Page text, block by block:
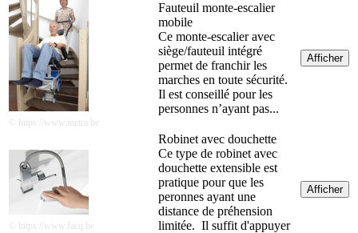
© https://www.metra.be
Fauteuil monte-escalier
mobile
Ce monte-escalier avec
siège/fauteuil intégré
permet de franchir les
marches en toute sécurité.
Il est conseillé pour les
personnes n’ayant pas...
Afficher
© https://www.facq.be
Robinet avec douchette
Ce type de robinet avec
douchette extensible est
pratique pour que les
peronnes ayant une
distance de préhension
limitée. Il suffit d'appuyer
Afficher